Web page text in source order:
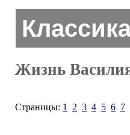
Жизнь
Страницы: 1 2 3 4 5 6 7